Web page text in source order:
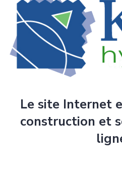
Le site Internet
construction et